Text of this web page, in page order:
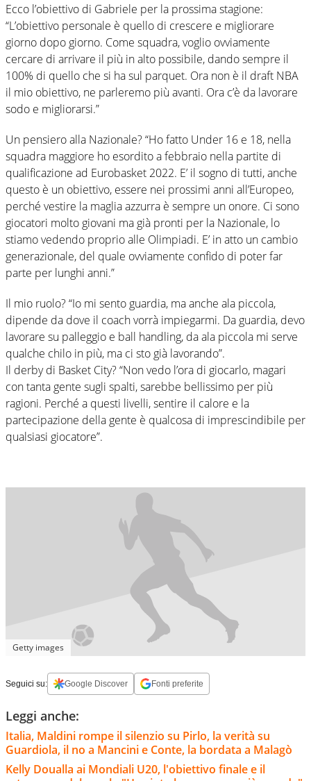
Ecco l’obiettivo di Gabriele per la prossima stagione:
“L’obiettivo personale è quello di crescere e migliorare
giorno dopo giorno. Come squadra, voglio ovviamente
cercare di arrivare il più in alto possibile, dando sempre il
100% di quello che si ha sul parquet. Ora non è il draft NBA
il mio obiettivo, ne parleremo più avanti. Ora c’è da lavorare
sodo e migliorarsi.”
Un pensiero alla Nazionale? “Ho fatto Under 16 e 18, nella
squadra maggiore ho esordito a febbraio nella partite di
qualificazione ad Eurobasket 2022. E’ il sogno di tutti, anche
questo è un obiettivo, essere nei prossimi anni all’Europeo,
perché vestire la maglia azzurra è sempre un onore. Ci sono
giocatori molto giovani ma già pronti per la Nazionale, lo
stiamo vedendo proprio alle Olimpiadi. E’ in atto un cambio
generazionale, del quale ovviamente confido di poter far
parte per lunghi anni.”
Il mio ruolo? “Io mi sento guardia, ma anche ala piccola,
dipende da dove il coach vorrà impiegarmi. Da guardia, devo
lavorare su palleggio e ball handling, da ala piccola mi serve
qualche chilo in più, ma ci sto già lavorando”.
Il derby di Basket City? “Non vedo l’ora di giocarlo, magari
con tanta gente sugli spalti, sarebbe bellissimo per più
ragioni. Perché a questi livelli, sentire il calore e la
partecipazione della gente è qualcosa di imprescindibile per
qualsiasi giocatore”.
Getty images
Seguici su: Google Discover Fonti preferite
Leggi anche:
Italia, Maldini rompe il silenzio su Pirlo, la verità su
Guardiola, il no a Mancini e Conte, la bordata a Malagò
Kelly Doualla ai Mondiali U20, l'obiettivo finale e il